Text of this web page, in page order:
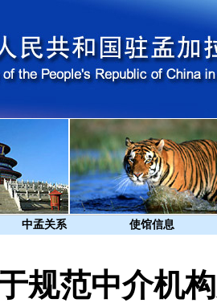
中孟关系 使馆信息
规范中介机